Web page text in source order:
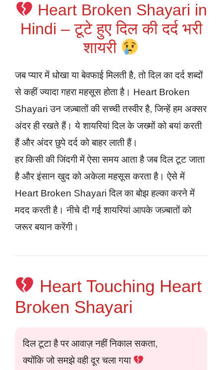
Heart Broken Shayari in
Hindi – टूटे हुए दिल की दर्द भरी
शायरी
जब प्यार में धोखा या बेवफाई मिलती है, तो दिल का दर्द शब्दों
से कहीं ज्यादा गहरा महसूस होता है। Heart Broken
Shayari उन जज़्बातों की सच्ची तस्वीर है, जिन्हें हम अक्सर
अंदर ही रखते हैं। ये शायरियां दिल के जख्मों को बयां करती
हैं और अंदर छुपे दर्द को बाहर लाती हैं।
हर किसी की जिंदगी में ऐसा समय आता है जब दिल टूट जाता
है और इंसान खुद को अकेला महसूस करता है। ऐसे में
Heart Broken Shayari दिल का बोझ हल्का करने में
मदद करती है। नीचे दी गई शायरियां आपके जज़्बातों को
जरूर बयान करेंगी।
Heart Touching Heart
Broken Shayari
दिल टूटा है पर आवाज़ नहीं निकाल सकता,
क्योंकि जो समझे वही दूर चला गया